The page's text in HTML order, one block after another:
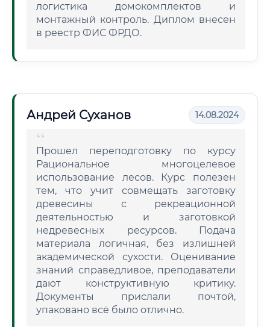
логистика домокомплектов и
монтажный контроль. Диплом внесен
в реестр ФИС ФРДО.
Андрей Суханов 14.08.2024
Прошел переподготовку по курсу
Рациональное многоцелевое
использование лесов. Курс полезен
тем, что учит совмещать заготовку
древесины с рекреационной
деятельностью и заготовкой
недревесных ресурсов. Подача
материала логичная, без излишней
академической сухости. Оценивание
знаний справедливое, преподаватели
дают конструктивную критику.
Документы прислали почтой,
упаковано всё было отлично.